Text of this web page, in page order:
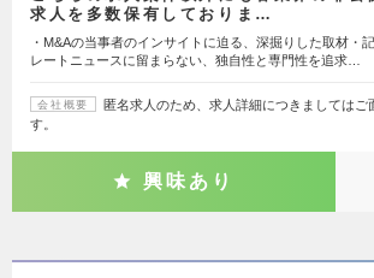
求人を多数保有しておりま…
・M&Aの当事者のインサイトに迫る、深掘りした取材・
レートニュースに留まらない、独自性と専門性を追求…
会社概要
匿名求人のため、求人詳細につきましてはご
す。
興味あり